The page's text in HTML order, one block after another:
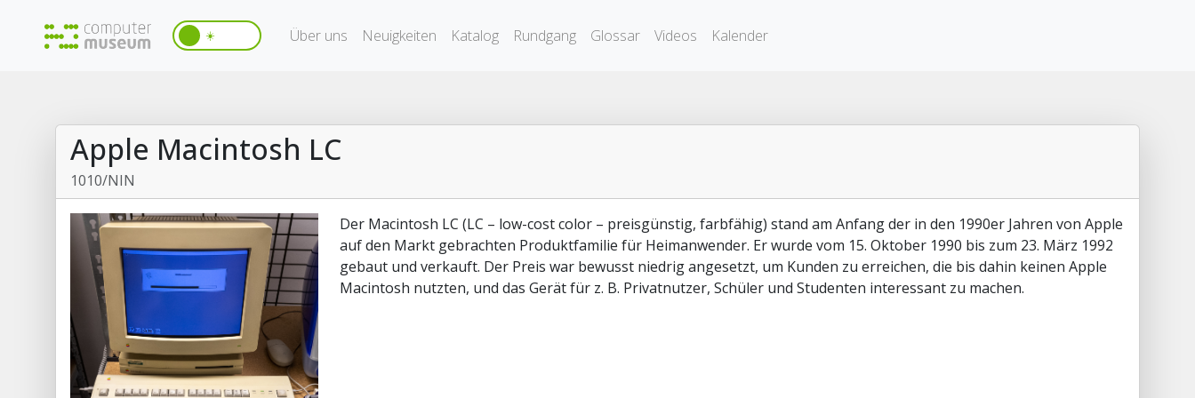
☀️ Über uns Neuigkeiten Katalog Rundgang Glossar Videos Kalender
Apple Macintosh LC
1010/NIN
Der Macintosh LC (LC – low-cost color – preisgünstig, farbfähig) stand am Anfang der in den 1990er Jahren von Apple
auf den Markt gebrachten Produktfamilie für Heimanwender. Er wurde vom 15. Oktober 1990 bis zum 23. März 1992
gebaut und verkauft. Der Preis war bewusst niedrig angesetzt, um Kunden zu erreichen, die bis dahin keinen Apple
Macintosh nutzten, und das Gerät für z. B. Privatnutzer, Schüler und Studenten interessant zu machen.